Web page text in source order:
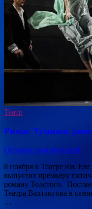
Театр
Римас Туминас
Оставьте комментарий
8 ноября в Театре им.
выпустит премьеру
роману Толстого.
Театра Вахтангова в
…